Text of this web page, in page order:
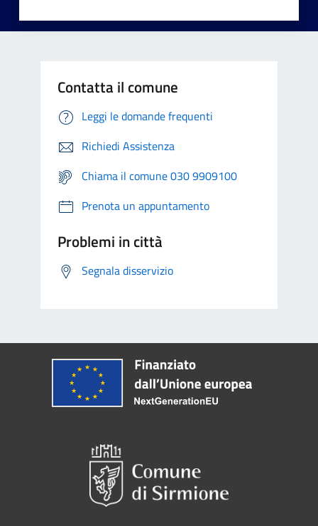
Contatta il comune
Leggi le domande frequenti
Richiedi Assistenza
Chiama il comune 030 9909100
Prenota un appuntamento
Problemi in città
Segnala disservizio